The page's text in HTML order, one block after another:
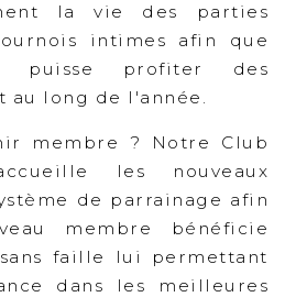
la vie des parties
intimes afin que
puisse profiter des
au long de l'année.
membre ? Notre Club
les nouveaux
de parrainage afin
membre bénéficie
faille lui permettant
dans les meilleures